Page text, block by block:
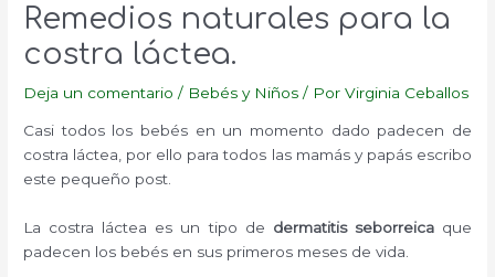
Remedios naturales para la
costra láctea.
Deja un comentario / Bebés y Niños / PorVirginia Ceballos
Casi todos los bebés en un momento dado padecen de
costra láctea, por ello para todos las mamás y papás escribo
este pequeño post.
La costra láctea es un tipo de dermatitis seborreicaque
padecen los bebés en sus primeros meses de vida.